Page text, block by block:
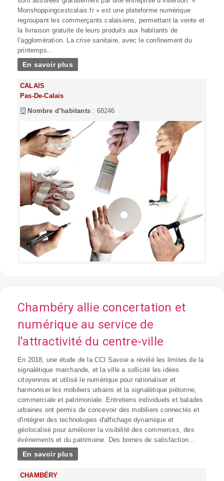
Monshoppingcestcalais.fr » est une plateforme numérique
regroupant les commerçants calaisiens, permettant la vente et
la livraison gratuite de leurs produits aux habitants de
l’agglomération. La crise sanitaire, avec le confinement du
printemps...
En savoir plus
CALAIS
Pas-De-Calais
Nombre d’habitants : 68246
Chambéry allie concertation et
numérique au service de
l'attractivité du centre-ville
En 2018, une étude de la CCI Savoie a révélé les limites de la
signalétique marchande, et la ville a sollicité les idées
citoyennes et utilisé le numérique pour rationaliser et
harmoniser les mobiliers urbains et la signalétique piétonne,
commerciale et patrimoniale. Entretiens individuels et balades
urbaines ont permis de concevoir des mobiliers connectés et
d'intégrer des technologies d'affichage dynamique et
géolocalisé pour améliorer la visibilité des commerces, des
événements et du patrimoine. Des bornes de satisfaction...
En savoir plus
CHAMBÉRY